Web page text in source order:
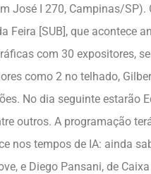
José I 270, Campinas/
Feira [SUB], que acontece
com 30 expositores,
como 2 no telhado,
No dia seguinte estarão
outros. A programação
nos tempos de IA: ainda
e Diego Pansani, de